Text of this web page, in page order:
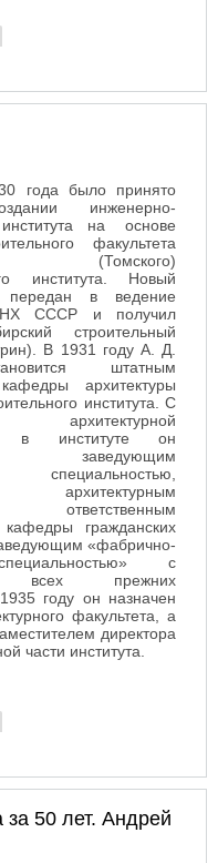
года было принято
инженерно-
института на основе
факультета
(Томского)
института. Новый
передан в ведение
СССР и получил
строительный
В 1931 году А. Д.
штатным
архитектуры
института. С
архитектурной
в институте он
заведующим
специальностью,
архитектурным
ответственным
кафедры гражданских
«фабрично-
с
всех прежних
году он назначен
факультета, а
директора
части института.
за 50 лет. Андрей